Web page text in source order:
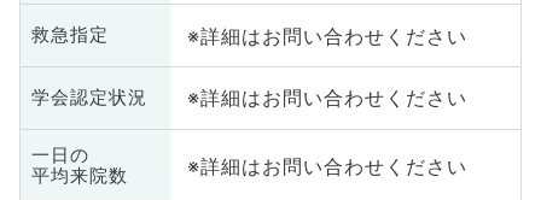
救急指定 ※詳細はお問い合わせください
学会認定状況 ※詳細はお問い合わせください
一日の
平均来院数
※詳細はお問い合わせください